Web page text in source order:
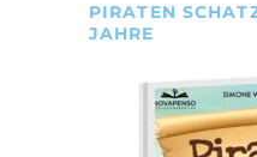
PIRATEN
JAHRE